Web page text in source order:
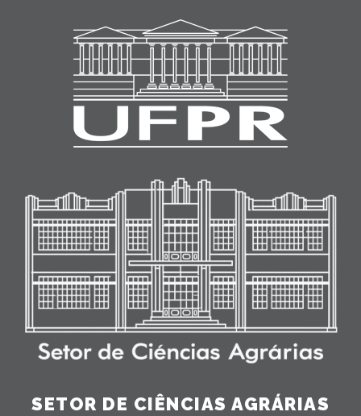
SETOR DE CIÊNCIAS AGRÁRIAS